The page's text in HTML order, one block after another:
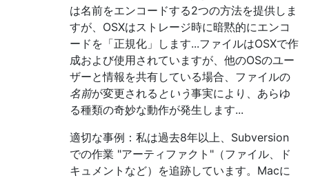
は名前をエンコードする2つの方法を提供しま
すが、OSXはストレージ時に暗黙的にエンコ
ードを「正規化」します...ファイルはOSXで作
成および使用されていますが、他のOSのユー
ザーと情報を共有している場合、ファイルの
名前が変更される という事実により、あらゆ
る種類の奇妙な動作が発生します...
適切な事例：私は過去8年以上、Subversion
での作業 "アーティファクト"（ファイル、ド
キュメントなど）を追跡しています。Macに